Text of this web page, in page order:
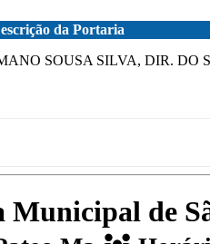
da Portaria
SOUSA SILVA, DIR.
de